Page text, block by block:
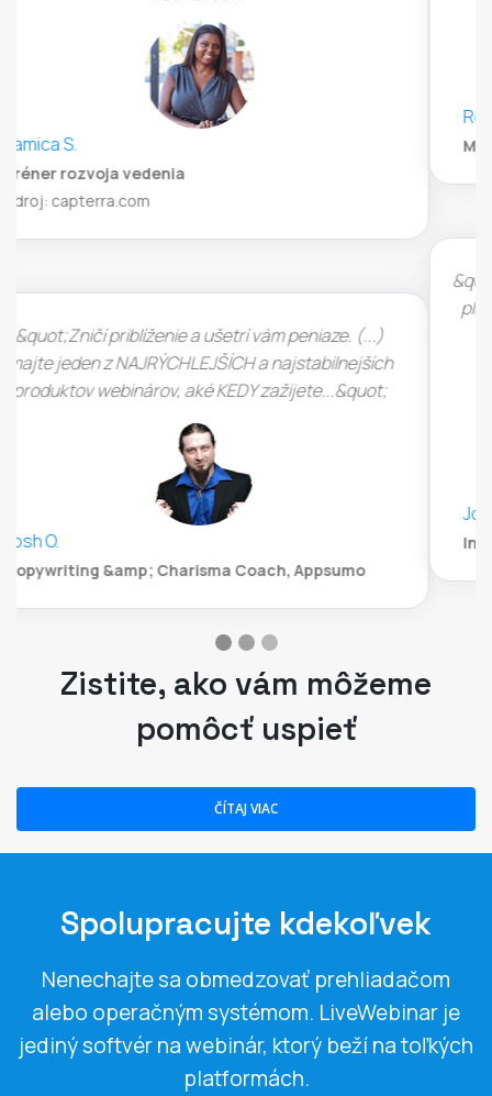
Marketingový a strategický špecialista, Appsumo
prehliadači na HTML5, čo znamená, že si diváci
nemusia inštalovať žiadny ďalší softvér.&quot;
John Whitford
Incomemesh.com
Zistite, ako vám môžeme
pomôcť uspieť
alebo operačným systémom. LiveWebinar je
jediný softvér na webinár, ktorý beží na toľkých
platformách.